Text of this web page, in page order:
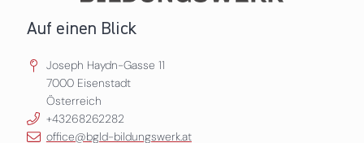
Auf einen Blick
Joseph Haydn-Gasse 11
7000 Eisenstadt
Österreich
+43268262282
office@bgld-bildungswerk.at